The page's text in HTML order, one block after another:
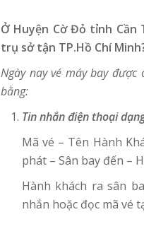
Ở Huyện Cờ Đỏ tỉnh Cần
trụ sở tận TP.Hồ Chí
Ngày nay vé máy bay
bằng:
Tin nhắn điện thoại
Mã vé – Tên Hành
phát – Sân bay đến –
Hành khách ra sân
nhắn hoặc đọc mã vé